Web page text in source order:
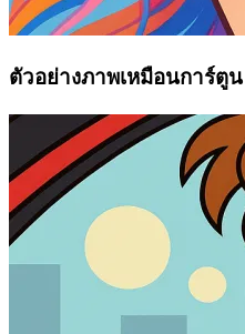
ตัวอย่างภาพเหมือนการ์ตูน